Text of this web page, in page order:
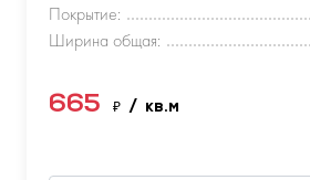
Покрытие:
Ширина общая:
665 ₽ / кв.м